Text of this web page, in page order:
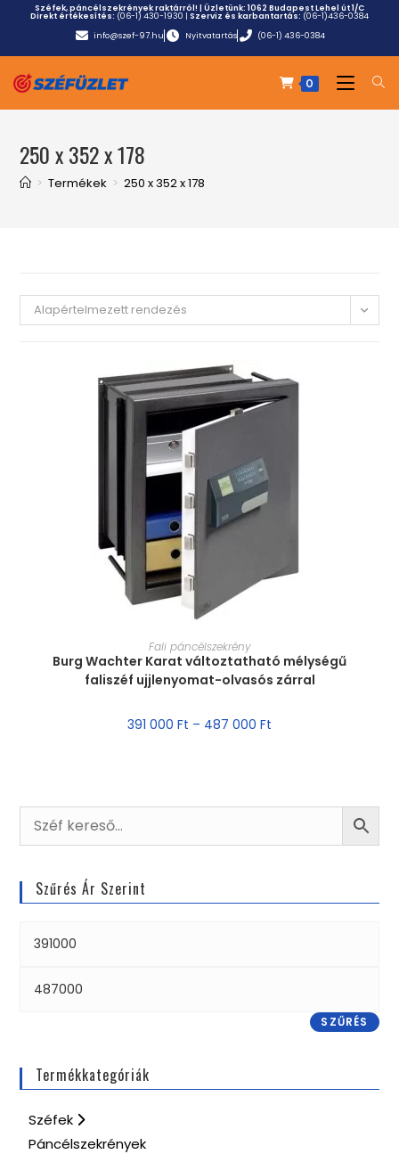
Széfek, páncélszekrények raktárról! | Üzletünk:1062 Budapest Lehel út 1/C
Direkt értékesítés: (06-1) 430-1930 | Szerviz és karbantartás: (06-1)436-0384
info@szef-97.hu
Nyitvatartás (06-1) 436-0384
0
250 x 352 x 178
> Termékek > 250 x 352 x 178
Alapértelmezett rendezés
MÉRET VÁLASZTÁSA
Fali páncélszekrény
Burg Wachter Karat változtatható mélységű
faliszéf ujjlenyomat-olvasós zárral
391 000 Ft – 487 000 Ft
Szűrés Ár Szerint
SZŰRÉS
Termékkategóriák
Széfek
Páncélszekrények